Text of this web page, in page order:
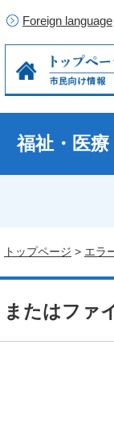
Foreign language
福祉・医療
トップページ > エラ
たはファ